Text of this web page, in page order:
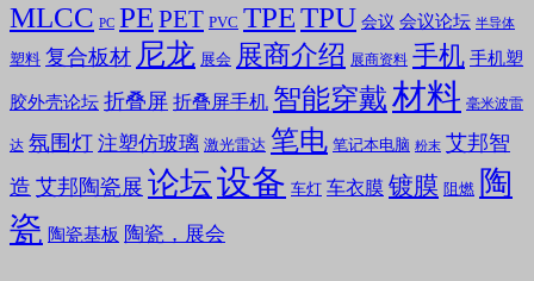
MLCC PC PE PET PVC TPETPU 会议 会议论坛 半导体
塑料 复合板材 尼龙 展会 展商介绍 展商资料 手机 手机塑
胶外壳论坛 折叠屏 折叠屏手机 智能穿戴材料 毫米波雷
达 氛围灯 注塑仿玻璃 激光雷达 笔电 笔记本电脑 粉末 艾邦智
造 艾邦陶瓷展 论坛设备 车灯 车衣膜 镀膜 阻燃 陶
瓷 陶瓷基板 陶瓷，展会